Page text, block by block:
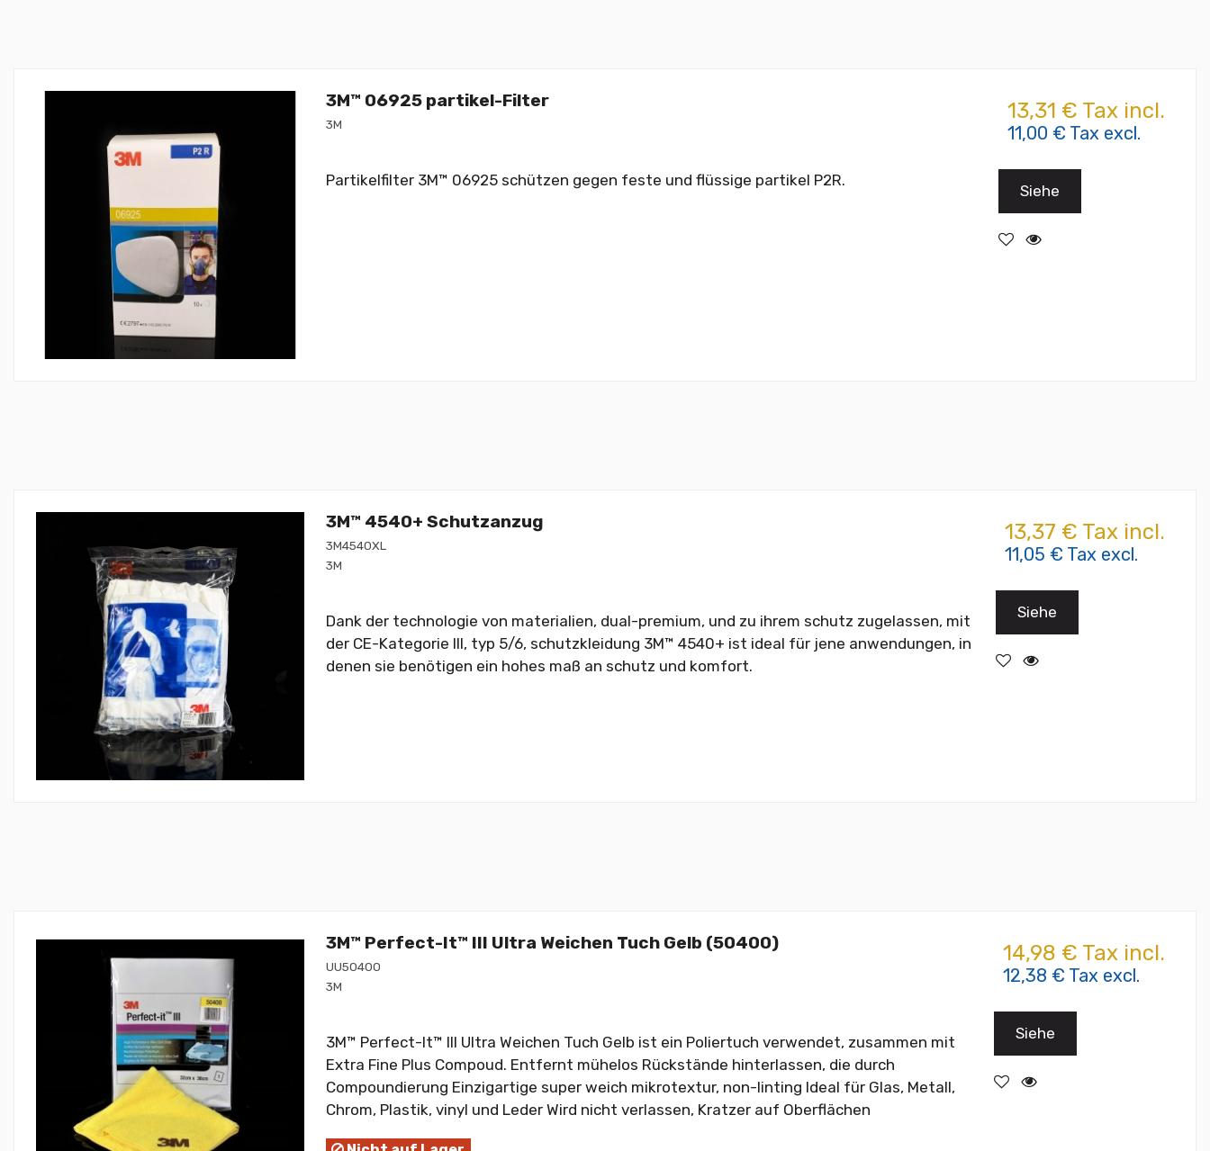
3M™ 06925 partikel-Filter
3M
Partikelfilter 3M™ 06925 schützen gegen feste und flüssige partikel P2R.
13,31 € Tax incl.
11,00 € Tax excl.
Siehe
3M™ 4540+ Schutzanzug
3M4540XL
3M
Dank der technologie von materialien, dual-premium, und zu ihrem schutz zugelassen, mit
der CE-Kategorie III, typ 5/6, schutzkleidung 3M™ 4540+ ist ideal für jene anwendungen, in
denen sie benötigen ein hohes maß an schutz und komfort.
13,37 € Tax incl.
11,05 € Tax excl.
Siehe
3M™ Perfect-It™ III Ultra Weichen Tuch Gelb (50400)
UU50400
3M
3M™ Perfect-It™ III Ultra Weichen Tuch Gelb ist ein Poliertuch verwendet, zusammen mit
Extra Fine Plus Compoud. Entfernt mühelos Rückstände hinterlassen, die durch
Compoundierung Einzigartige super weich mikrotextur, non-linting Ideal für Glas, Metall,
Chrom, Plastik, vinyl und Leder Wird nicht verlassen, Kratzer auf Oberflächen
14,98 € Tax incl.
12,38 € Tax excl.
Siehe